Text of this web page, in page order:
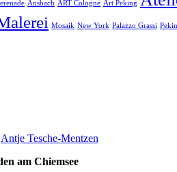
Ansbach ART Cologne Art Peking
Mosaik New York Palazzo Grassi
Antje Tesche-Mentzen
am Chiemsee